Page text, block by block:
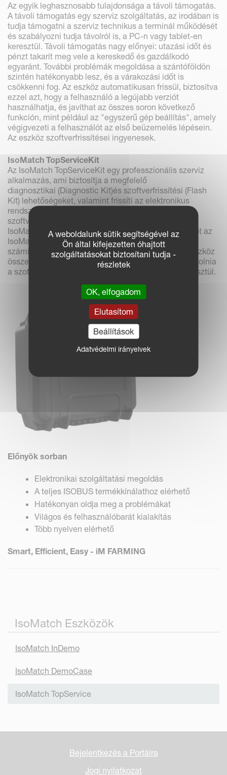
Az egyik leghasznosabb tulajdonsága a távoli támogatás.
A távoli támogatás egy szerviz szolgáltatás, az irodában is
tudja támogatni a szerviz technikus a terminál működését
és szabályozni tudja távolról is, a PC-n vagy tablet-en
keresztül. Távoli támogatás nagy előnyei: utazási időt és
pénzt takarít meg vele a kereskedő és gazdálkodó
egyaránt. További problémák megoldása a szántóföldön
szintén hatékonyabb lesz, és a várakozási időt is
csökkenni fog. Az eszköz automatikusan frissül, biztosítva
ezzel azt, hogy a felhasználó a legújabb verziót
használhatja, és javíthat az összes soron következő
funkción, mint például az "egyszerű gép beállítás", amely
végigvezeti a felhasználót az első beüzemelés lépésein.
Az eszköz szoftverfrissítései ingyenesek.
IsoMatch TopServiceKit
Az IsoMatch TopServiceKit egy professzionális szerviz
alkalmazás, ami biztosítja a megfelelő
diagnosztikai (Diagnostic Kit)és szoftverfrissítési (Flash
Kit) lehetőségeket, valamint frissíti az elektronikus
rendszert is. A kit tartalmazza az új szervízkészlet
szoftverét - az IsoMatch TopService szoftvert. Az
IsoMatch TopServiceKit tartalmazza a licensz kulcsot az
IsoMatch TopService szoftveréhez, amely jó az első
számítógéphez, ahová a szoftver telepítve lett. Az eszköz
összes képességének kiaknázásához meg kell vásárolnia
a szoftver licensz kulcsát az
-on keresztül.
Előnyök sorban
Elektronikai szolgáltatási megoldás
A teljes ISOBUS termékkínálathoz elérhető
Hatékonyan oldja meg a problémákat
Világos és felhasználóbarát kialakítás
Több nyelven elérhető
Smart, Efficient, Easy - iM FARMING
IsoMatch Eszközök
IsoMatch InDemo
IsoMatch DemoCase
IsoMatch TopService
Bejelentkezés a Portálra
Jogi nyilatkozat
A weboldalunk sütik segítségével az
Ön által kifejezetten óhajtott
szolgáltatásokat biztosítani tudja -
részletek
OK, elfogadom
Elutasítom
Beállítások
Adatvédelmi irányelvek